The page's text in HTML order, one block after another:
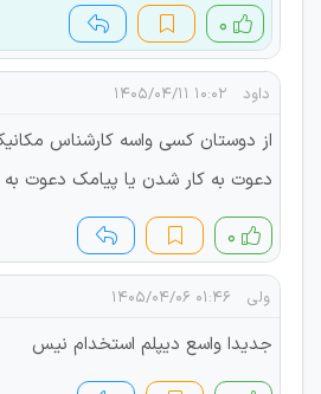
۰
داود ۱۰:۰۲ ۱۴۰۵/۰۴/۱۱
از دوستان کسی واسه کارشناس
دعوت به کار شدن یا پیامک دعوت به
۰
ولی ۰۱:۴۶ ۱۴۰۵/۰۴/۰۶
جدیدا واسع دیپلم استخدام نیس